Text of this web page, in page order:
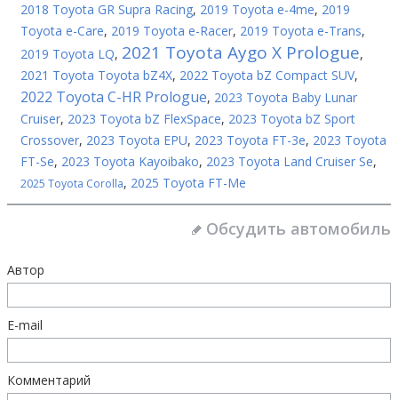
2018 Toyota GR Supra Racing, 2019 Toyota e-4me, 2019
Toyota e-Care, 2019 Toyota e-Racer, 2019 Toyota e-Trans,
2019 Toyota LQ, 2021 Toyota Aygo X Prologue,
2021 Toyota Toyota bZ4X, 2022 Toyota bZ Compact SUV,
2022 Toyota C-HR Prologue, 2023 Toyota Baby Lunar
Cruiser, 2023 Toyota bZ FlexSpace, 2023 Toyota bZ Sport
Crossover, 2023 Toyota EPU, 2023 Toyota FT-3e, 2023 Toyota
FT-Se, 2023 Toyota Kayoibako, 2023 Toyota Land Cruiser Se,
2025 Toyota Corolla, 2025 Toyota FT-Me
Обсудить автомобиль
Автор
E-mail
Комментарий